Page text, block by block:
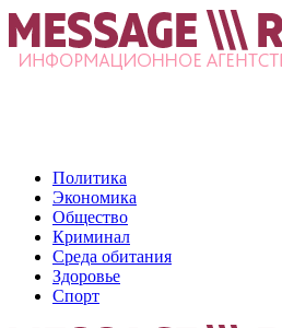
Политика
Экономика
Общество
Криминал
Среда обитания
Здоровье
Спорт